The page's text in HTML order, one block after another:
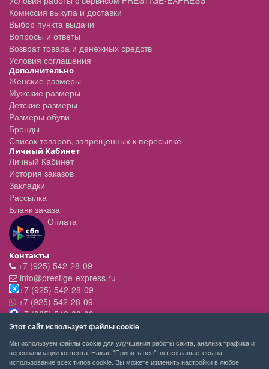
Комиссия выкупа и доставки
Выбор пункта выдачи
Вопросы и ответы
Возврат товара и денежных средств
Условия соглашения
Дополнительно
Женские размеры
Мужские размеры
Детские размеры
Размеры обуви
Бренды
Список товаров, запрещенных к пересылке
Личный Кабинет
Личный Кабинет
История заказов
Закладки
Рассылка
Бланк заказа
Оплата
Контакты
+7 (925) 542-28-09
info@prestige-express.ru
+7 (925) 542-28-09
+7 (925) 542-28-09
+7 (925) 542-28-09
Режим работы:
- вт-пт с 11:00 до 20:00
- сб - c 11.00 до 19.00
- вск,пн - выходной
Этот сайт использует файлы cookie
Мы используем файлы cookie для улучшения работы сайта, анализа трафика и
персонализации контента. Нажав "Принять все", вы соглашаетесь на
использование всех типов cookie. Вы можете изменить настройки в любое